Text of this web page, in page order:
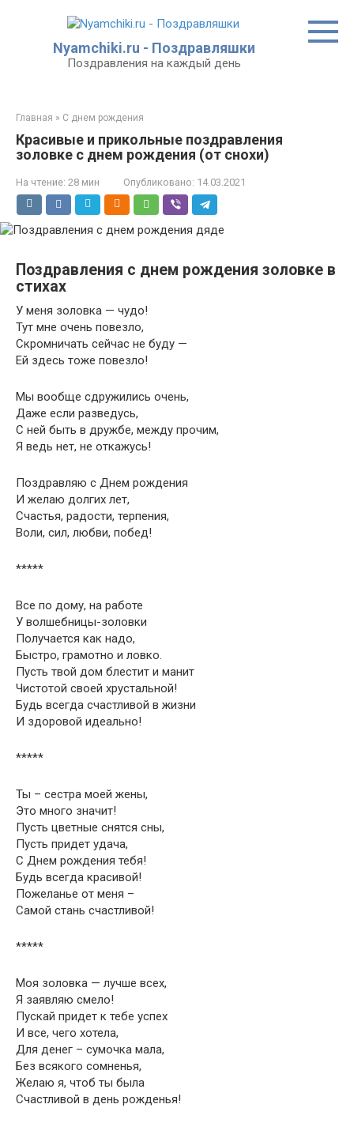
Nyamchiki.ru - Поздравляшки
Поздравления на каждый день
Главная » С днем рождения
Красивые и прикольные поздравления
золовке с днем рождения (от снохи)
На чтение: 28 мин Опубликовано: 14.03.2021
Поздравления с днем рождения золовке в
стихах
У меня золовка — чудо!
Тут мне очень повезло,
Скромничать сейчас не буду —
Ей здесь тоже повезло!
Мы вообще сдружились очень,
Даже если разведусь,
С ней быть в дружбе, между прочим,
Я ведь нет, не откажусь!
Поздравляю с Днем рождения
И желаю долгих лет,
Счастья, радости, терпения,
Воли, сил, любви, побед!
*****
Все по дому, на работе
У волшебницы-золовки
Получается как надо,
Быстро, грамотно и ловко.
Пусть твой дом блестит и манит
Чистотой своей хрустальной!
Будь всегда счастливой в жизни
И здоровой идеально!
*****
Ты – сестра моей жены,
Это много значит!
Пусть цветные снятся сны,
Пусть придет удача,
С Днем рождения тебя!
Будь всегда красивой!
Пожеланье от меня –
Самой стань счастливой!
*****
Моя золовка — лучше всех,
Я заявляю смело!
Пускай придет к тебе успех
И все, чего хотела,
Для денег – сумочка мала,
Без всякого сомненья,
Желаю я, чтоб ты была
Счастливой в день рожденья!